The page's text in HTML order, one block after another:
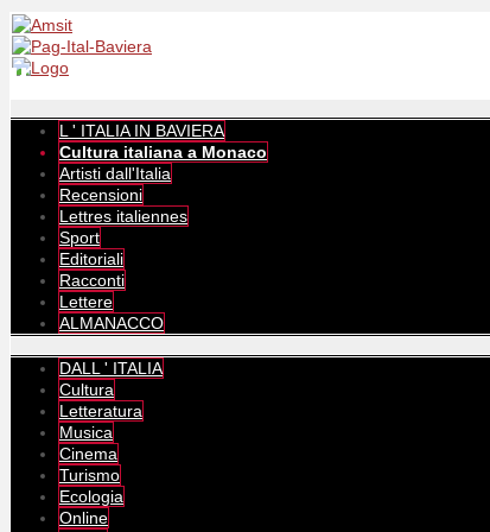
L ' ITALIA IN BAVIERA
Cultura italiana a Monaco
Artisti dall'Italia
Recensioni
Lettres italiennes
Sport
Editoriali
Racconti
Lettere
ALMANACCO
DALL ' ITALIA
Cultura
Letteratura
Musica
Cinema
Turismo
Ecologia
Online